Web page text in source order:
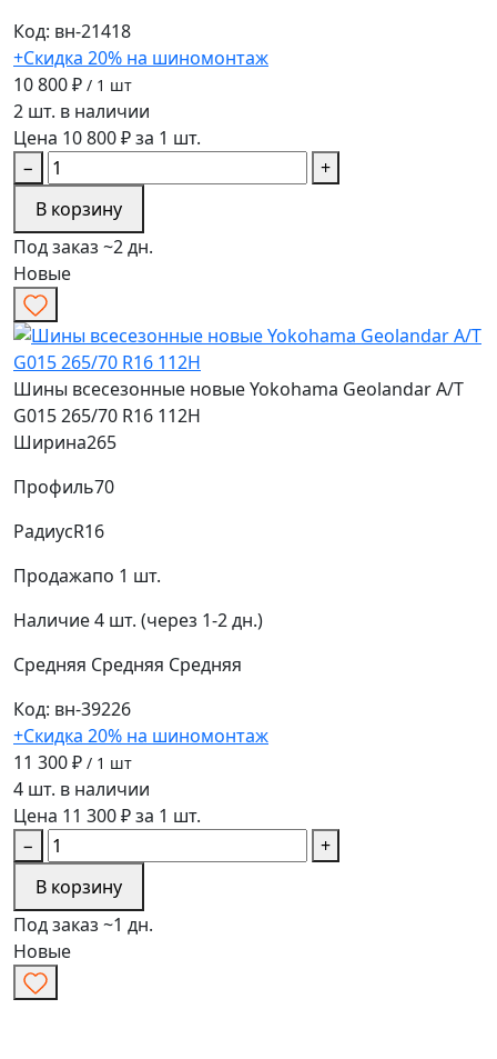
Код: вн-21418
+Скидка 20% на шиномонтаж
10 800 ₽ / 1 шт
2 шт. в наличии
Цена 10 800 ₽ за 1 шт.
−
+
В корзину
Под заказ ~2 дн.
Новые
Шины всесезонные новые Yokohama Geolandar A/T
G015 265/70 R16 112H
Ширина265
Профиль70
РадиусR16
Продажапо 1 шт.
Наличие4 шт. (через 1-2 дн.)
Средняя Средняя Средняя
Код: вн-39226
+Скидка 20% на шиномонтаж
11 300 ₽ / 1 шт
4 шт. в наличии
Цена 11 300 ₽ за 1 шт.
−
+
В корзину
Под заказ ~1 дн.
Новые